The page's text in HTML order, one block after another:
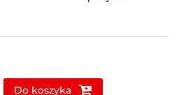
Do koszyka